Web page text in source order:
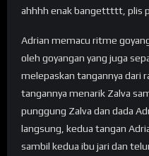
ahhhh enak bangettttt, plis
Adrian memacu ritme
oleh goyangan yang juga
melepaskan tangannya dari
tangannya menarik Zalva
punggung Zalva dan dada
langsung, kedua tangan
sambil kedua ibu jari dan